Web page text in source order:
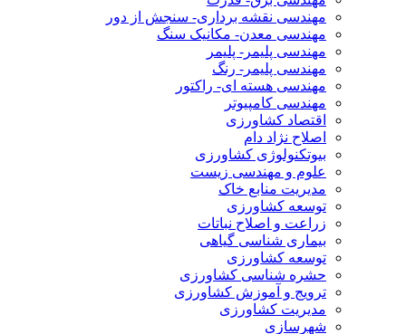
مهندسی نقشه برداری- سنجش از دور
مهندسی معدن- مکانیک سنگ
مهندسی پلیمر- پلیمر
مهندسی پلیمر- رنگ
مهندسی هسته ای- راکتور
مهندسی کامپیوتر
اقتصاد کشاورزی
اصلاح نژاد دام
بیوتکنولوژی کشاورزی
علوم و مهندسی زیست
مدیریت منابع خاک
توسعه کشاورزی
زراعت و اصلاح نباتات
بیماری شناسی گیاهی
توسعه کشاورزی
حشره شناسی کشاورزی
ترویج و آموزش کشاورزی
مدیریت کشاورزی
شهرسازی